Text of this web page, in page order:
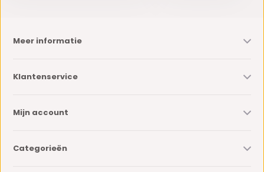
Meer informatie
Klantenservice
Mijn account
Categorieën